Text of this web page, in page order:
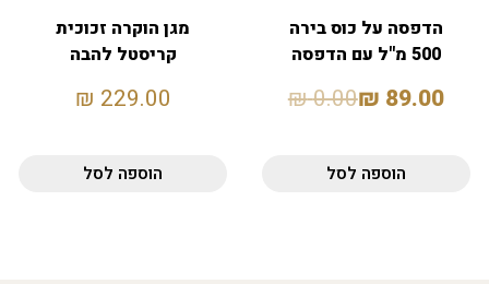
הדפסה על כוס בירה
500 מ"ל עם הדפסה
89.00
₪
0.00
₪
הוספה לסל
מגן הוקרה זכוכית
קריסטל להבה
229.00
₪
הוספה לסל